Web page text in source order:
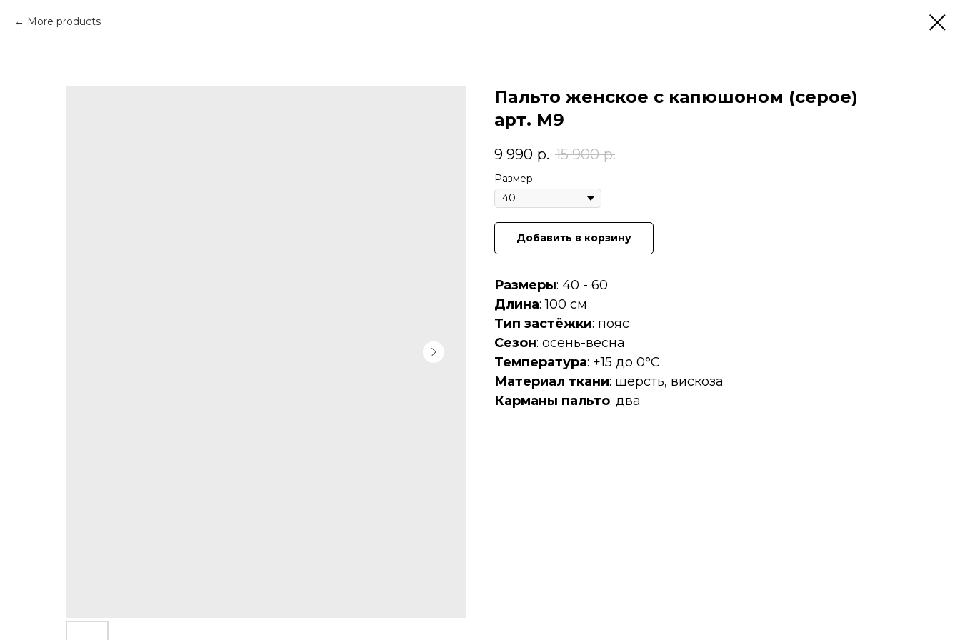
More products
Пальто женское с капюшоном (серое)
арт. M9
9 990 р. 15 900 р.
Размер
Добавить в корзину
Размеры: 40 - 60
Длина: 100 см
Тип застёжки: пояс
Сезон: осень-весна
Температура: +15 до 0°C
Материал ткани: шерсть, вискоза
Карманы пальто: два